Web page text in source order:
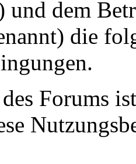
und dem
die
Forums